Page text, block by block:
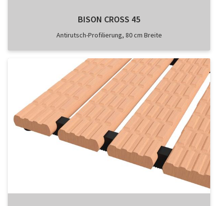
BISON CROSS 45
Antirutsch-Profilierung, 80 cm Breite